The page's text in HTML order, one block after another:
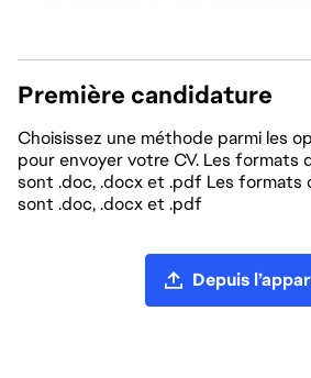
Première candidature
Choisissez une méthode parmi les
pour envoyer votre CV. Les formats
sont .doc, .docx et .pdf Les formats
sont .doc, .docx et .pdf
Depuis